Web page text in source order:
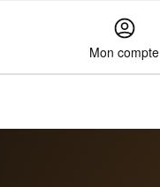
Mon compte